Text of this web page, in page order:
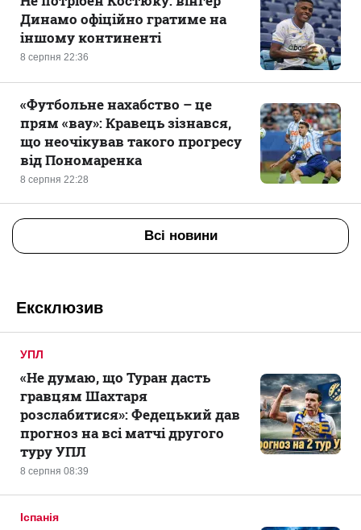
8 серпня 22:36
Динамо офіційно гратиме на
іншому континенті
8 серпня 22:28
«Футбольне нахабство – це
прям «вау»: Кравець зізнався,
що неочікував такого прогресу
від Пономаренка
Всі новини
Ексклюзив
УПЛ
8 серпня 08:39
«Не думаю, що Туран дасть
гравцям Шахтаря
розслабитися»: Федецький дав
прогноз на всі матчі другого
туру УПЛ
Іспанія